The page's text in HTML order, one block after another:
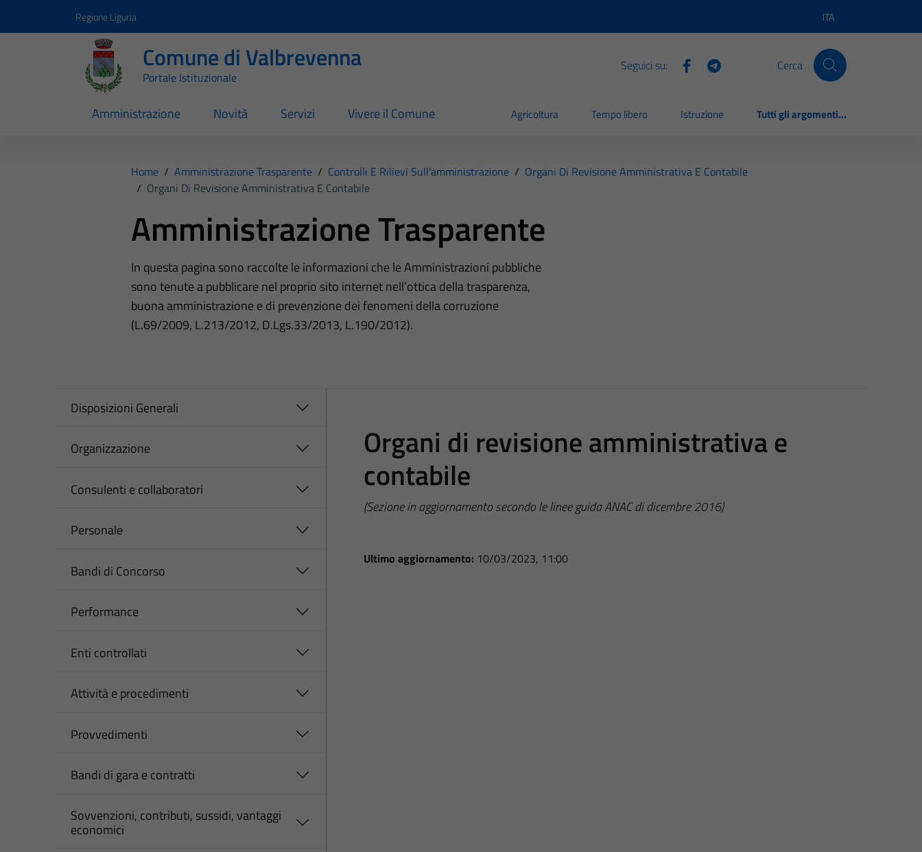
Regione Liguria Lingua attiva:
ITA
Comune di Valbrevenna
Portale Istituzionale
Seguici su: Cerca
Amministrazione Novità Servizi Vivere il Comune Agricoltura Tempo libero Istruzione Tutti gli argomenti...
Home / Amministrazione Trasparente / Controlli E Rilievi Sull'amministrazione / Organi Di Revisione Amministrativa E Contabile
/ Organi Di Revisione Amministrativa E Contabile
Amministrazione Trasparente
In questa pagina sono raccolte le informazioni che le Amministrazioni pubbliche
sono tenute a pubblicare nel proprio sito internet nell’ottica della trasparenza,
buona amministrazione e di prevenzione dei fenomeni della corruzione
(L.69/2009, L.213/2012, D.Lgs.33/2013, L.190/2012).
Disposizioni Generali
Organizzazione
Consulenti e collaboratori
Personale
Bandi di Concorso
Performance
Enti controllati
Attività e procedimenti
Provvedimenti
Bandi di gara e contratti
Sovvenzioni, contributi, sussidi, vantaggi
economici
Organi di revisione amministrativa e
contabile
(Sezione in aggiornamento secondo le linee guida ANAC di dicembre 2016)
Ultimo aggiornamento: 10/03/2023, 11:00